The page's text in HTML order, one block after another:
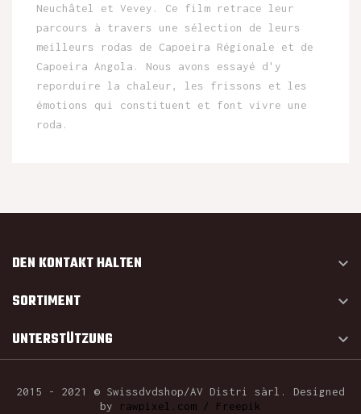
Neuchâtel et Vevey. Ce film retrace leur
parcours à travers une sélection de leurs
meilleurs rodas de Capoeira Régionale et de
Capoeira Angola. Nous avons essayé d'y
reporduire la chaleur, les frissons et les
émotions qui constituent et font vivre une
roda.
DEN KONTAKT HALTEN 
SORTIMENT 
UNTERSTÜTZUNG 
2015 - 2021 © Swissdvdshop/AV Distri sàrl. Designed
by
rawpixel.com / Freepik